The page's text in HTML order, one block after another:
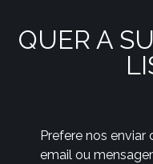
QUER A
Prefere nos
email ou